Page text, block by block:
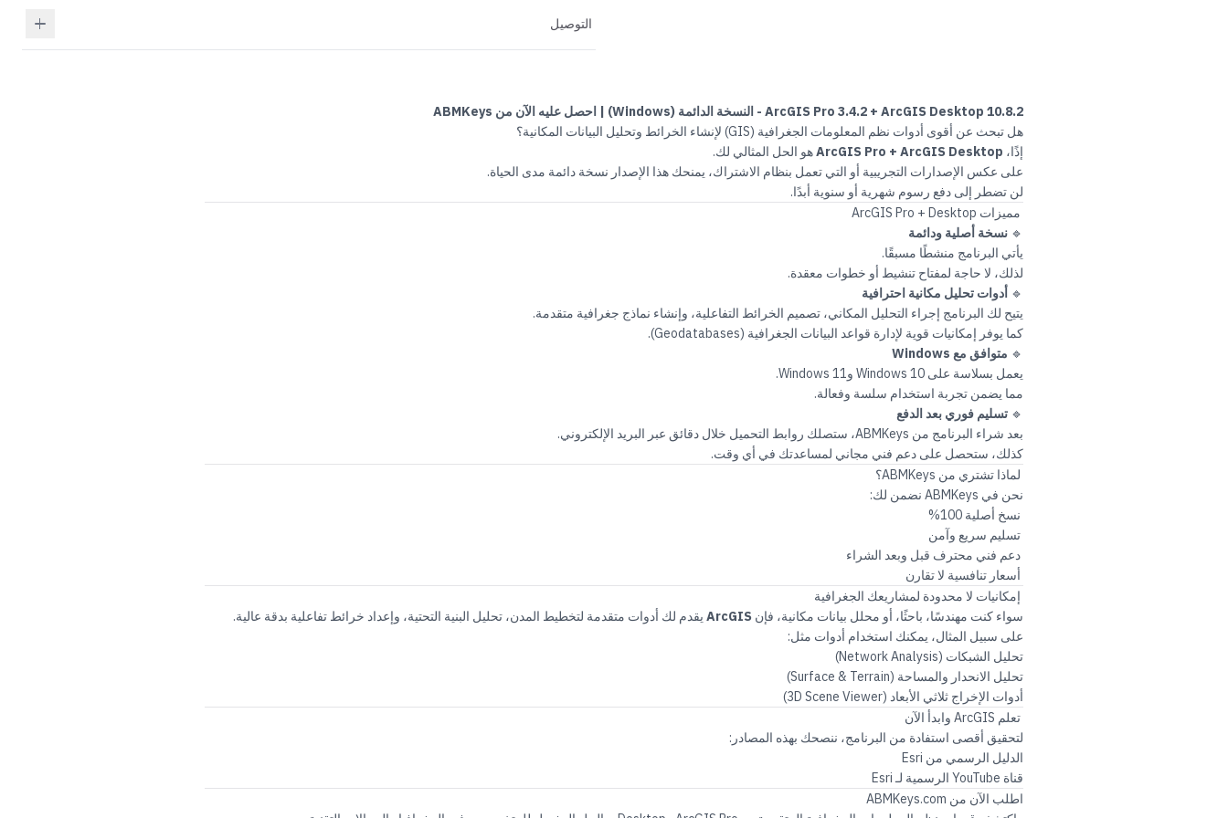
التوصيل
ArcGIS Pro 3.4.2 + ArcGIS Desktop 10.8.2 - النسخة الدائمة (Windows) | احصل عليه الآن من ABMKeys
هل تبحث عن أقوى أدوات نظم المعلومات الجغرافية (GIS) لإنشاء الخرائط وتحليل البيانات المكانية؟
إذًا، ArcGIS Pro + ArcGIS Desktopهو الحل المثالي لك.
على عكس الإصدارات التجريبية أو التي تعمل بنظام الاشتراك، يمنحك هذا الإصدار نسخة دائمة مدى الحياة.
لن تضطر إلى دفع رسوم شهرية أو سنوية أبدًا.
مميزات ArcGIS Pro + Desktop
🔹 نسخة أصلية ودائمة
يأتي البرنامج منشطًا مسبقًا.
لذلك، لا حاجة لمفتاح تنشيط أو خطوات معقدة.
🔹 أدوات تحليل مكانية احترافية
يتيح لك البرنامج إجراء التحليل المكاني، تصميم الخرائط التفاعلية، وإنشاء نماذج جغرافية متقدمة.
كما يوفر إمكانيات قوية لإدارة قواعد البيانات الجغرافية (Geodatabases).
🔹 متوافق مع Windows
يعمل بسلاسة على Windows 10 وWindows 11.
مما يضمن تجربة استخدام سلسة وفعالة.
🔹 تسليم فوري بعد الدفع
بعد شراء البرنامج من ABMKeys، ستصلك روابط التحميل خلال دقائق عبر البريد الإلكتروني.
كذلك، ستحصل على دعم فني مجاني لمساعدتك في أي وقت.
لماذا تشتري من ABMKeys؟
نحن في ABMKeys نضمن لك:
نسخ أصلية 100%
تسليم سريع وآمن
دعم فني محترف قبل وبعد الشراء
أسعار تنافسية لا تقارن
إمكانيات لا محدودة لمشاريعك الجغرافية
سواء كنت مهندسًا، باحثًا، أو محلل بيانات مكانية، فإن ArcGIS يقدم لك أدوات متقدمة لتخطيط المدن، تحليل البنية التحتية، وإعداد خرائط تفاعلية بدقة عالية.
على سبيل المثال، يمكنك استخدام أدوات مثل:
تحليل الشبكات (Network Analysis)
تحليل الانحدار والمساحة (Surface & Terrain)
أدوات الإخراج ثلاثي الأبعاد (3D Scene Viewer)
تعلم ArcGIS وابدأ الآن
لتحقيق أقصى استفادة من البرنامج، ننصحك بهذه المصادر:
الدليل الرسمي من Esri
قناة YouTube الرسمية لـ Esri
اطلب الآن من ABMKeys.com